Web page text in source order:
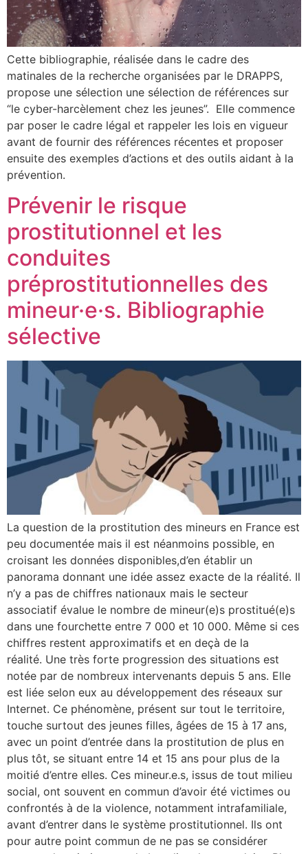
Cette bibliographie, réalisée dans le cadre des
matinales de la recherche organisées par le DRAPPS,
propose une sélection une sélection de références sur
“le cyber-harcèlement chez les jeunes”. Elle commence
par poser le cadre légal et rappeler les lois en vigueur
avant de fournir des références récentes et proposer
ensuite des exemples d’actions et des outils aidant à la
prévention.
Prévenir le risque
prostitutionnel et les
conduites
préprostitutionnelles des
mineur·e·s. Bibliographie
sélective
La question de la prostitution des mineurs en France est
peu documentée mais il est néanmoins possible, en
croisant les données disponibles,d’en établir un
panorama donnant une idée assez exacte de la réalité. Il
n’y a pas de chiffres nationaux mais le secteur
associatif évalue le nombre de mineur(e)s prostitué(e)s
dans une fourchette entre 7 000 et 10 000. Même si ces
chiffres restent approximatifs et en deçà de la
réalité. Une très forte progression des situations est
notée par de nombreux intervenants depuis 5 ans. Elle
est liée selon eux au développement des réseaux sur
Internet. Ce phénomène, présent sur tout le territoire,
touche surtout des jeunes filles, âgées de 15 à 17 ans,
avec un point d’entrée dans la prostitution de plus en
plus tôt, se situant entre 14 et 15 ans pour plus de la
moitié d’entre elles. Ces mineur.e.s, issus de tout milieu
social, ont souvent en commun d’avoir été victimes ou
confrontés à de la violence, notamment intrafamiliale,
avant d’entrer dans le système prostitutionnel. Ils ont
pour autre point commun de ne pas se considérer